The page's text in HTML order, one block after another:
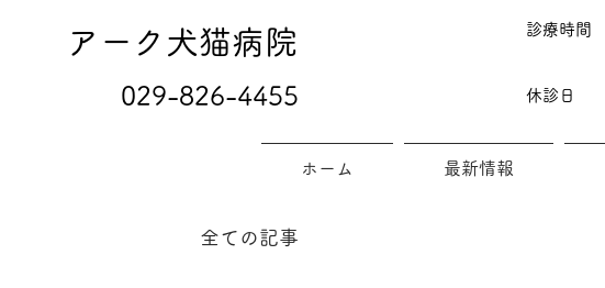
アーク犬猫病院
029-826-4455
診療時間
休診日
ホーム 最新情報
全ての記事